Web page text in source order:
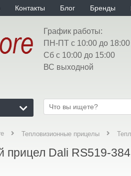
Контакты Блог Бренды
График работы:
ПН-ПТ с 10:00 до 18:00
Сб с 10:00 до 15:00
ВС выходной
Тепловизионные прицелы
прицел Dali RS519-384